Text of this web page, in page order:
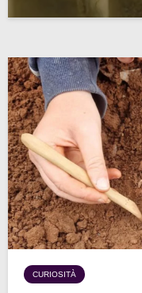
CURIOSITÀ